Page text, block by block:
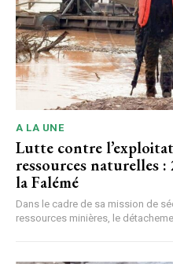
A LA UNE
Lutte contre
ressources naturelles
la Falémé
Dans le cadre de sa mission de
ressources minières, le